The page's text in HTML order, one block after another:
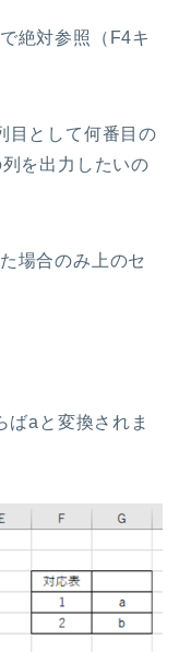
絶対参照（F4キ
目として何番目の
を出力したいの
場合のみ上のセ
ばaと変換されま